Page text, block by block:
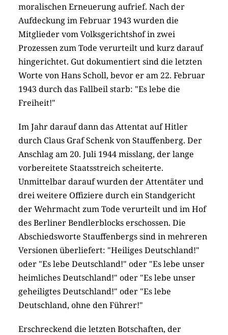
moralischen Erneuerung aufrief. Nach der
Aufdeckung im Februar 1943 wurden die
Mitglieder vom Volksgerichtshof in zwei
Prozessen zum Tode verurteilt und kurz darauf
hingerichtet. Gut dokumentiert sind die letzten
Worte von Hans Scholl, bevor er am 22. Februar
1943 durch das Fallbeil starb: "Es lebe die
Freiheit!"
Im Jahr darauf dann das Attentat auf Hitler
durch Claus Graf Schenk von Stauffenberg. Der
Anschlag am 20. Juli 1944 misslang, der lange
vorbereitete Staatsstreich scheiterte.
Unmittelbar darauf wurden der Attentäter und
drei weitere Offiziere durch ein Standgericht
der Wehrmacht zum Tode verurteilt und im Hof
des Berliner Bendlerblocks erschossen. Die
Abschiedsworte Stauffenbergs sind in mehreren
Versionen überliefert: "Heiliges Deutschland!"
oder "Es lebe Deutschland!" oder "Es lebe unser
heimliches Deutschland!" oder "Es lebe unser
geheiligtes Deutschland!" oder "Es lebe
Deutschland, ohne den Führer!"
Erschreckend die letzten Botschaften, der